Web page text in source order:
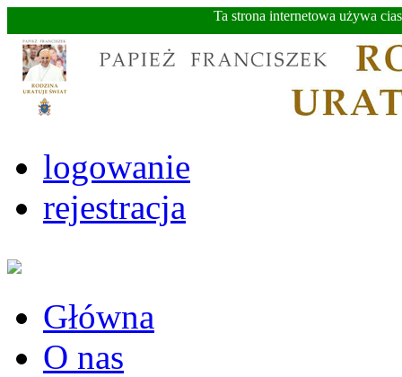
Ta strona internetowa używa
logowanie
rejestracja
Główna
O nas